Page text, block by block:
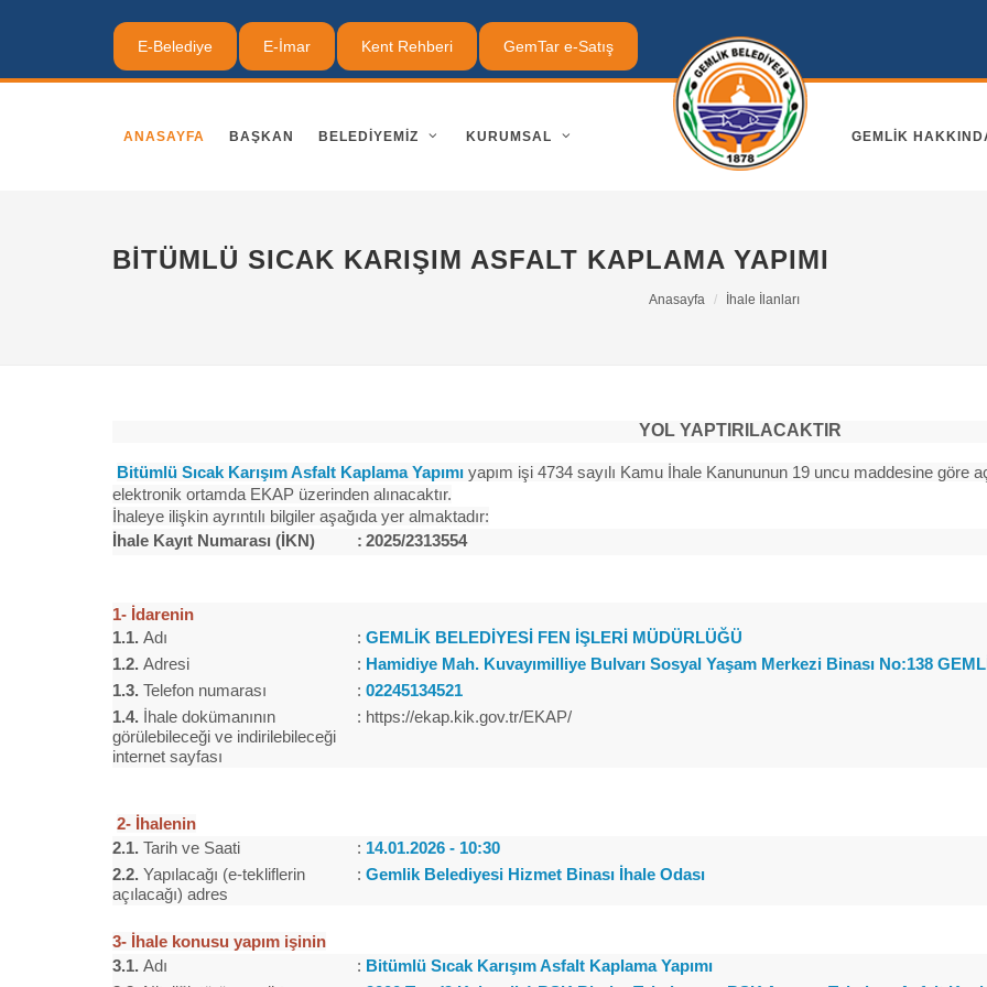
E-Belediye E-İmar Kent Rehberi GemTar e-Satış
ANASAYFA BAŞKAN BELEDIYEMIZ KURUMSAL GEMLIK
BITÜMLÜ SICAK KARIŞIM ASFALT KAPLAMA YAPIMI
Anasayfa İhale İlanları
YOL YAPTIRILACAKTIR
Bitümlü Sıcak Karışım Asfalt Kaplama Yapımı yapım işi 4734 sayılı Kamu İhale Kanununun 19 uncu maddesine göre
elektronik ortamda EKAP üzerinden alınacaktır.
İhaleye ilişkin ayrıntılı bilgiler aşağıda yer almaktadır:
İhale Kayıt Numarası (İKN)
: 2025/2313554
1- İdarenin
1.1. Adı : GEMLİK BELEDİYESİ FEN İŞLERİ MÜDÜRLÜĞÜ
1.2. Adresi : Hamidiye Mah. Kuvayımilliye Bulvarı Sosyal Yaşam Merkezi Binası No:138
1.3. Telefon numarası : 02245134521
1.4. İhale dokümanının
görülebileceği ve indirilebileceği
internet sayfası
: https://ekap.kik.gov.tr/EKAP/
2- İhalenin
2.1. Tarih ve Saati : 14.01.2026 - 10:30
2.2. Yapılacağı (e-tekliflerin
açılacağı) adres
: Gemlik Belediyesi Hizmet Binası İhale Odası
3- İhale konusu yapım işinin
3.1. Adı : Bitümlü Sıcak Karışım Asfalt Kaplama Yapımı